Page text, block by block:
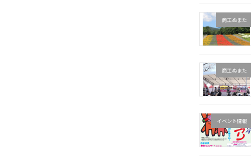
商工ぬまた
商工ぬまた
イベント情報